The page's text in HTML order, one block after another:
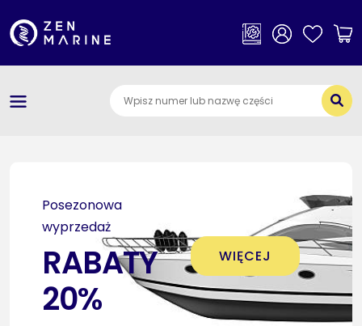
×
Posezonowa
wyprzedaż
RABATY
20%
WIĘCEJ